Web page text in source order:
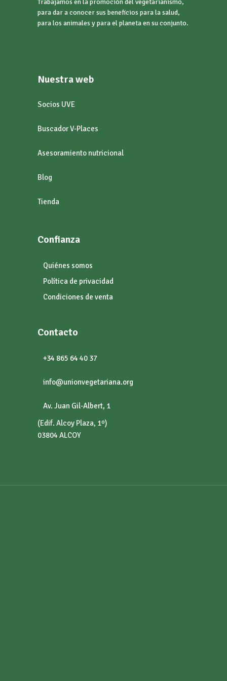
Trabajamos en la promoción del vegetarianismo,
para dar a conocer sus beneficios para la salud,
para los animales y para el planeta en su conjunto.
Nuestra web
Socios UVE
Buscador V-Places
Asesoramiento nutricional
Blog
Tienda
Confianza
Quiénes somos
Política de privacidad
Condiciones de venta
Contacto
+34 865 64 40 37
info@unionvegetariana.org
Av. Juan Gil-Albert, 1
(Edif. Alcoy Plaza, 1º)
03804 ALCOY